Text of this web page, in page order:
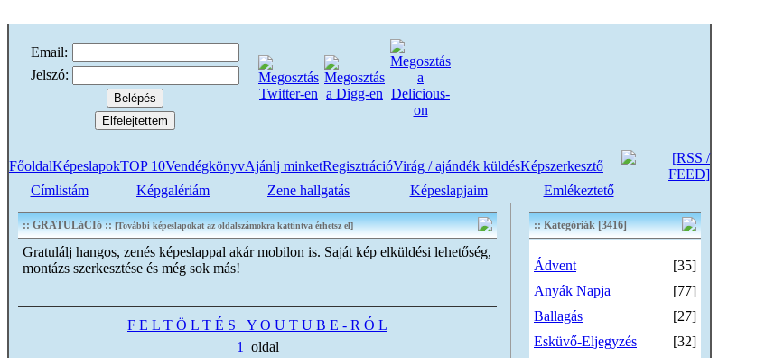
Email:
Jelszó:
FőoldalKépeslapokTOP 10VendégkönyvAjánlj minketRegisztrációVirág / ajándék küldésKépszerkesztő
Címlistám
Képgalériám Zene hallgatás Képeslapjaim Emlékeztető
:: GRATULáCIó ::[További képeslapokat az oldalszámokra kattintva érhetsz el]
Gratulálj hangos, zenés képeslappal akár mobilon is. Saját kép elküldési lehetőség,
montázs szerkesztése és még sok más!
F E L T Ö L T É S Y O U T U B E - R Ó L
1
oldal
:: Kategóriák [3416]
Ádvent
[35]
Anyák Napja
[77]
Ballagás
[27]
Esküvő-Eljegyzés
[32]